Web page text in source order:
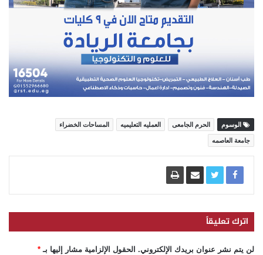
الوسوم الحرم الجامعى العمليه التعليميه المساحات الخضراء
جامعة العاصمه
اترك تعليقاً
لن يتم نشر عنوان بريدك الإلكتروني. الحقول الإلزامية مشار إليها بـ *